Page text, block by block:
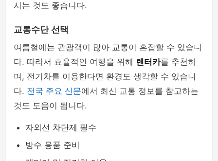
시는 것도 좋습니다.
교통수단 선택
여름철에는 관광객이 많아 교통이 혼잡할 수 있습니
다. 따라서 효율적인 여행을 위해 렌터카를 추천하
며, 전기차를 이용한다면 환경도 생각할 수 있습니
다. 전국 주요 신문에서 최신 교통 정보를 참고하는
것도 도움이 됩니다.
자외선 차단제 필수
방수 용품 준비